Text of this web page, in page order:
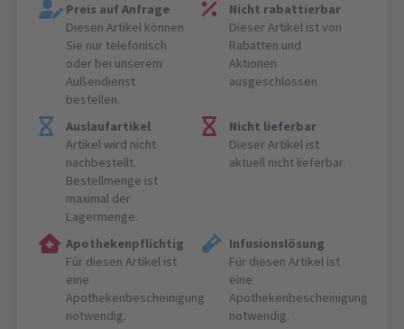
Preis auf Anfrage
Diesen Artikel können
Sie nur telefonisch
oder bei unserem
Außendienst
bestellen.
Nicht rabattierbar
Dieser Artikel ist von
Rabatten und
Aktionen
ausgeschlossen.
Auslaufartikel
Artikel wird nicht
nachbestellt.
Bestellmenge ist
maximal der
Lagermenge.
Nicht lieferbar
Dieser Artikel ist
aktuell nicht lieferbar.
Apothekenpflichtig
Für diesen Artikel ist
eine
Apothekenbescheinigung
notwendig.
Infusionslösung
Für diesen Artikel ist
eine
Apothekenbescheinigung
notwendig.